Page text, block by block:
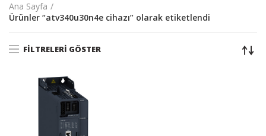
Ana Sayfa
Ürünler “atv340u30n4e cihazı” olarak etiketlendi
FILTRELERI GÖSTER